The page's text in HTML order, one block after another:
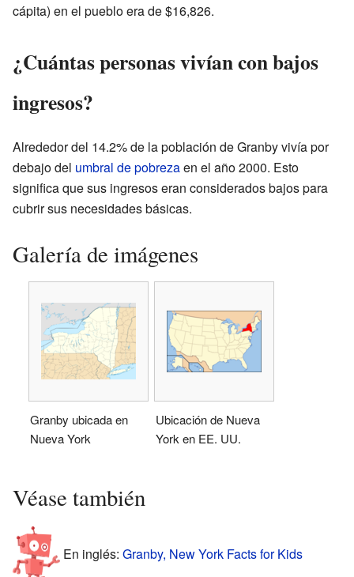
cápita) en el pueblo era de $16,826.
¿Cuántas personas vivían con bajos
ingresos?
Alrededor del 14.2% de la población de Granby vivía por
debajo del umbral de pobrezaen el año 2000. Esto
significa que sus ingresos eran considerados bajos para
cubrir sus necesidades básicas.
Galería de imágenes
Granby ubicada en
Nueva York
Ubicación de Nueva
York en EE. UU.
Véase también
En inglés: Granby, New York Facts for Kids